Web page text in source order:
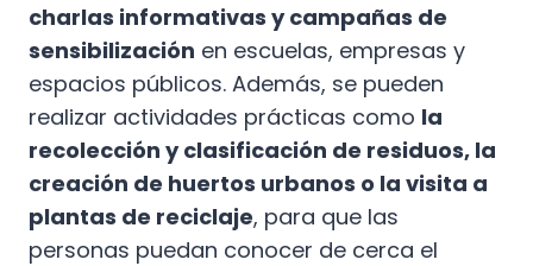
charlas informativas y campañas de
sensibilización en escuelas, empresas y
espacios públicos. Además, se pueden
realizar actividades prácticas como la
recolección y clasificación de residuos, la
creación de huertos urbanos o la visita a
plantas de reciclaje, para que las
personas puedan conocer de cerca el